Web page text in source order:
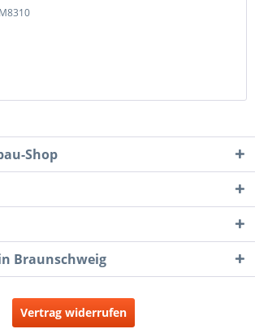
Shop
Braunschweig
Vertrag widerrufen